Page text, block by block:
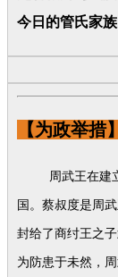
今日的管氏家族
【为政举措】
周武王在建立
国。蔡叔度是周
封给了商纣王之
为防患于未然，